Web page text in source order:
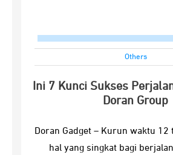
Others
Ini 7 Kunci Sukses
Doran Group
Doran Gadget – Kurun waktu 12
hal yang singkat bagi